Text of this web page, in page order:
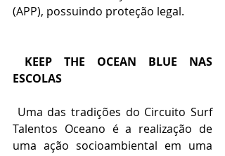
(APP), possuindo proteção legal.
ESCOLAS
Talentos Oceano é a realização de
uma ação socioambiental em uma